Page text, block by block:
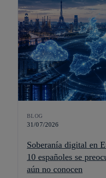
BLOG
31/07/2026
Soberanía digital en
10 españoles se
aún no conocen